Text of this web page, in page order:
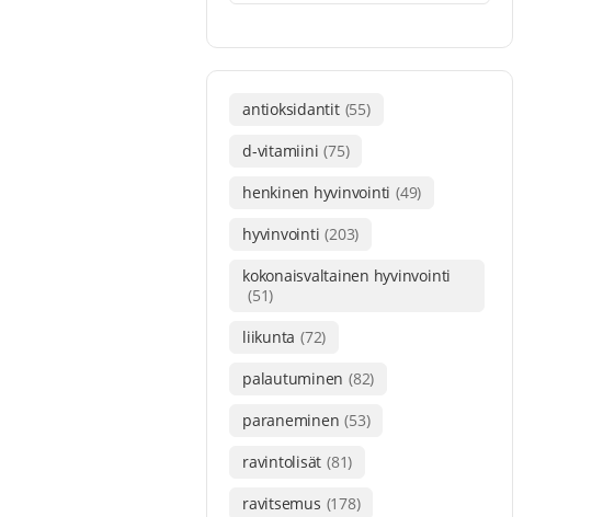
antioksidantit (55)
d-vitamiini (75)
henkinen hyvinvointi (49)
hyvinvointi (203)
kokonaisvaltainen hyvinvointi
(51)
liikunta (72)
palautuminen (82)
paraneminen (53)
ravintolisät (81)
ravitsemus (178)